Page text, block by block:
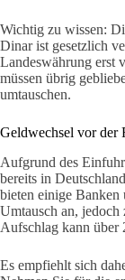
Wichtig zu wissen:
Dinar ist gesetzlich
Landeswährung erst
müssen übrig
umtauschen.
Geldwechsel vor der
Aufgrund des
bereits in
bieten einige Banken
Umtausch an,
Aufschlag kann über
Es empfiehlt sich